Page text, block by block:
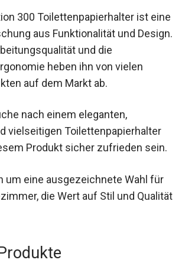
300 Toilettenpapierhalter ist eine
aus Funktionalität und Design.
und die
heben ihn von vielen
auf dem Markt ab.
nach einem eleganten,
vielseitigen Toilettenpapierhalter
Produkt sicher zufrieden sein.
um eine ausgezeichnete Wahl für
die Wert auf Stil und Qualität